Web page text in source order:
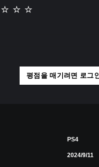
평점을 매기려면 로그인
PS4
2024/9/11